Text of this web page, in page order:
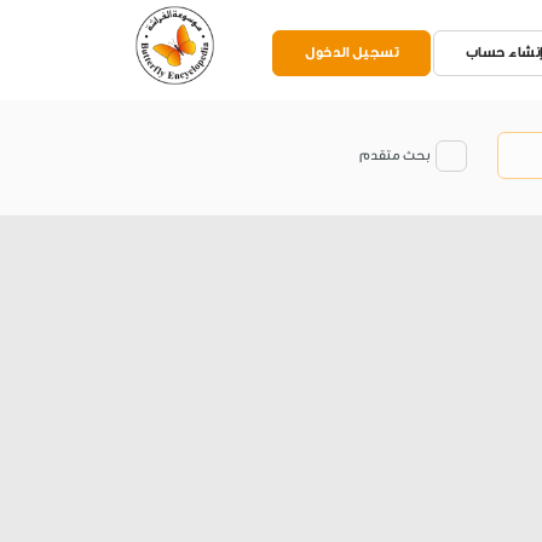
إنشاء حساب تسجيل الدخول
بحث متقدم